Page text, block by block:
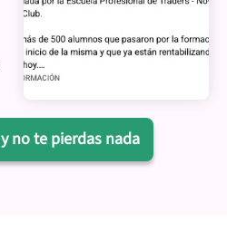
no te pierdas nada